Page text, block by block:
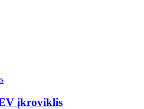
įkroviklis